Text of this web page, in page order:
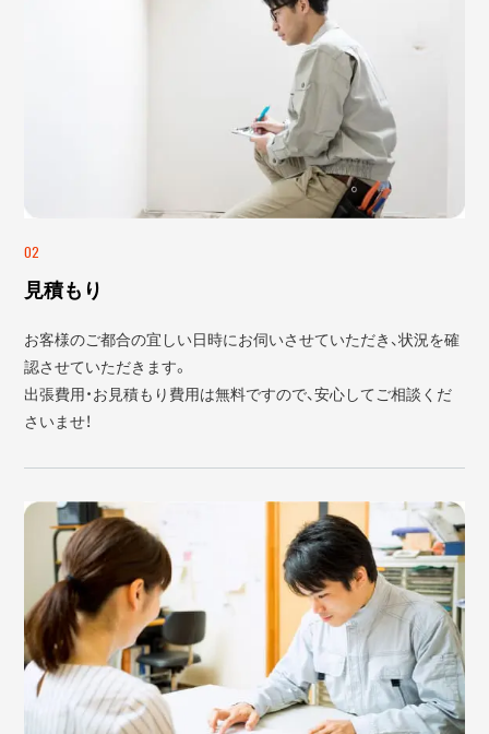
02
見積もり
お客様のご都合の宜しい日時にお伺いさせていただき、状況を確
認させていただきます。
出張費用・お見積もり費用は無料ですので、安心してご相談くだ
さいませ！